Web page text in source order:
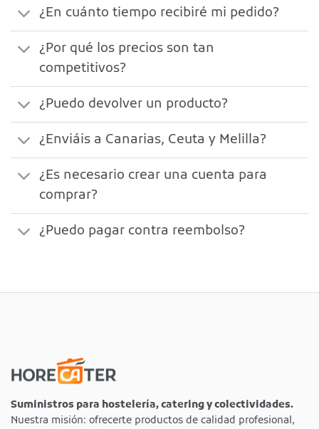
¿En cuánto tiempo recibiré mi pedido?
¿Por qué los precios son tan
competitivos?
¿Puedo devolver un producto?
¿Enviáis a Canarias, Ceuta y Melilla?
¿Es necesario crear una cuenta para
comprar?
¿Puedo pagar contra reembolso?
Suministros para hostelería, catering y colectividades.
Nuestra misión: ofrecerte productos de calidad profesional,